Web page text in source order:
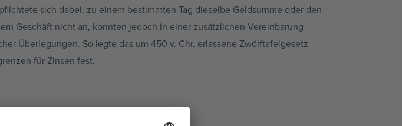
sich dabei, zu einem bestimmten Tag dieselbe Geldsumme oder den
Geschäft nicht an, konnten jedoch in einer zusätzlichen Vereinbarung
Überlegungen. So legte das um 450 v. Chr. erlassene Zwölftafelgesetz
für Zinsen fest.